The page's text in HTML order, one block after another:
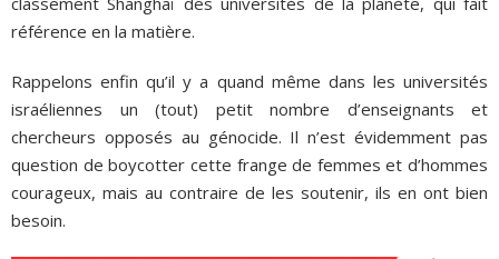
référence en la matière.
Rappelons enfin qu’il y a quand même dans les universités
israéliennes un (tout) petit nombre d’enseignants et
chercheurs opposés au génocide. Il n’est évidemment pas
question de boycotter cette frange de femmes et d’hommes
courageux, mais au contraire de les soutenir, ils en ont bien
besoin.